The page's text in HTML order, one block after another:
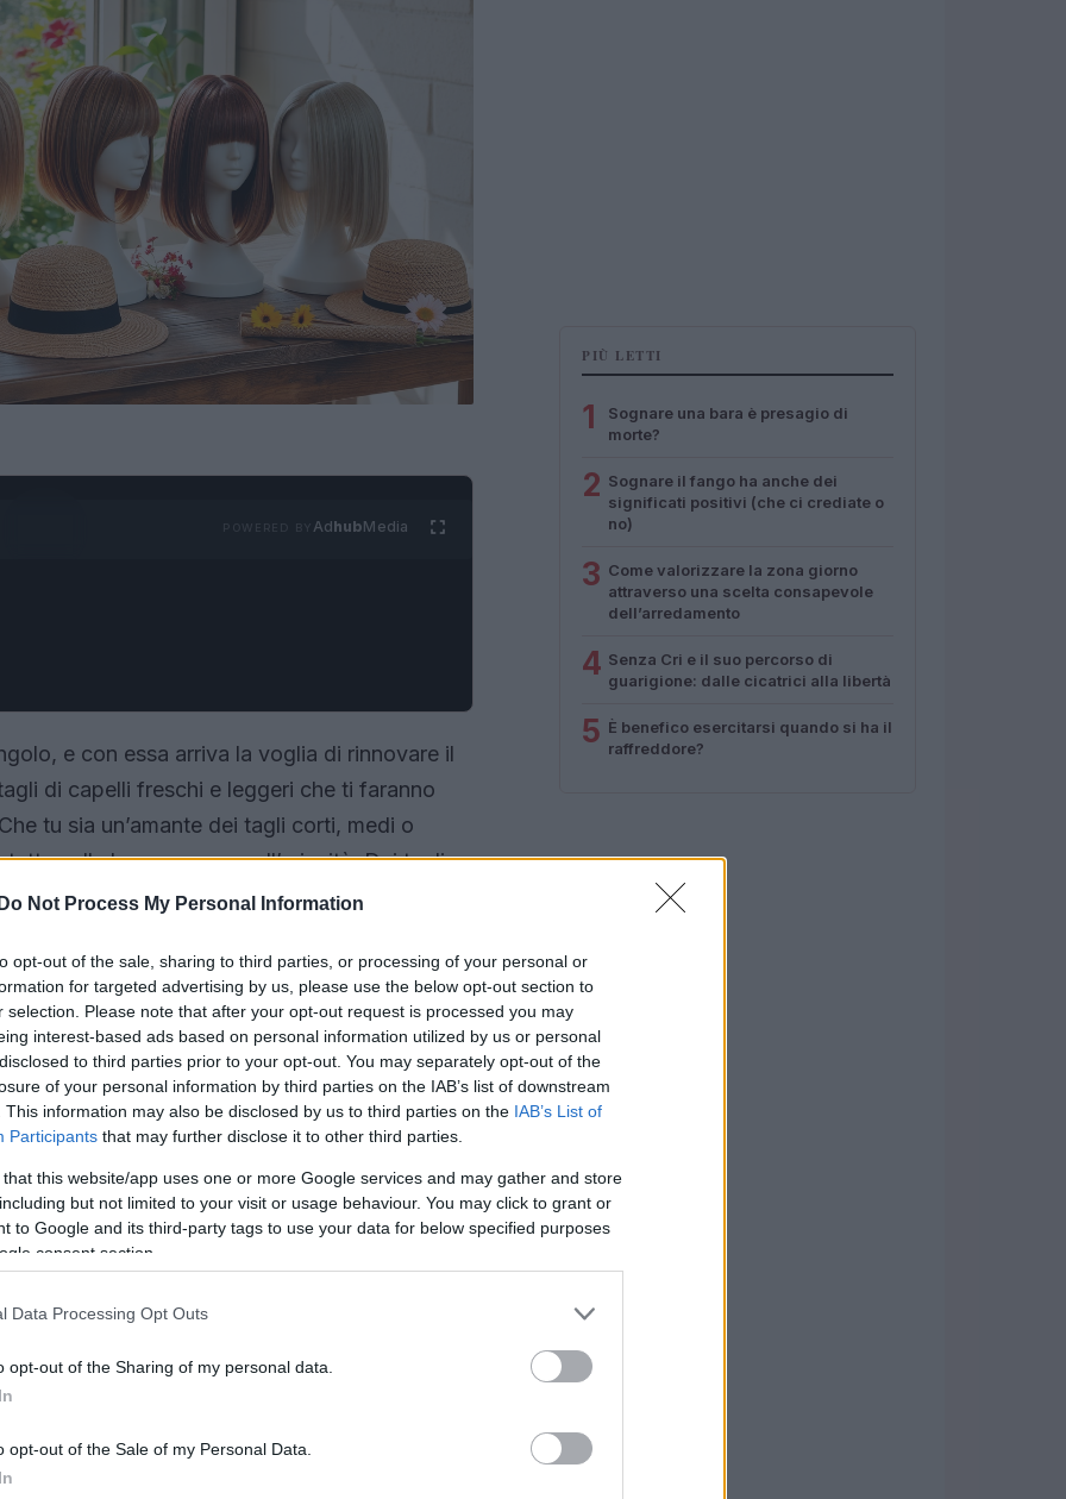
Do Not Process My Personal Information
opt-out of the sale, sharing to third parties, or processing of your personal or
for targeted advertising by us, please use the below opt-out section to
selection. Please note that after your opt-out request is processed you may
interest-based ads based on personal information utilized by us or personal
to third parties prior to your opt-out. You may separately opt-out of the
of your personal information by third parties on the IAB’s list of downstream
This information may also be disclosed by us to third parties on the IAB’s List of
Participants that may further disclose it to other third parties.
that this website/app uses one or more Google services and may gather and store
but not limited to your visit or usage behaviour. You may click to grant or
to Google and its third-party tags to use your data for below specified purposes
consent section.
Data Processing Opt Outs
opt-out of the Sharing of my personal data.
opt-out of the Sale of my Personal Data.
AdhubMedia
e con essa arriva la voglia di rinnovare il
di capelli freschi e leggeri che ti faranno
tu sia un’amante dei tagli corti, medi o
sulla leggerezza e sull’ariosità. Dai tagli
versioni micro e poolside del celebre
per essere esplorate! 💇‍♀️
i pixie cut
PIÙ LETTI
1
Sognare una bara è presagio di
morte?
2 Sognare il fango ha anche dei
significati positivi (che ci crediate o
no)
3 Come valorizzare la zona giorno
attraverso una scelta consapevole
dell’arredamento
4 Senza Cri e il suo percorso di
guarigione: dalle cicatrici alla libertà
5 È benefico esercitarsi quando si ha il
raffreddore?